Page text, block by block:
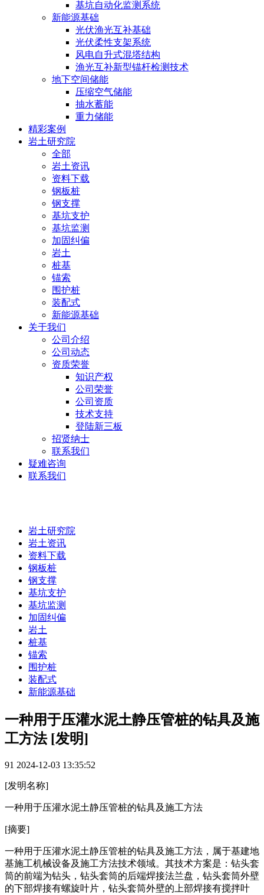
基坑自动化监测系统
新能源基础
光伏渔光互补基础
光伏柔性支架系统
风电自升式混塔结构
渔光互补新型锚杆检测技术
地下空间储能
压缩空气储能
抽水蓄能
重力储能
精彩案例
岩土研究院
全部
岩土资讯
资料下载
钢板桩
钢支撑
基坑支护
基坑监测
加固纠偏
岩土
桩基
锚索
围护桩
装配式
新能源基础
关于我们
公司介绍
公司动态
资质荣誉
知识产权
公司荣誉
公司资质
技术支持
登陆新三板
招贤纳士
联系我们
疑难咨询
联系我们
岩土研究院
岩土资讯
资料下载
钢板桩
钢支撑
基坑支护
基坑监测
加固纠偏
岩土
桩基
锚索
围护桩
装配式
新能源基础
一种用于压灌水泥土静压管桩的钻具及施
工方法 [发明]
91 2024-12-03 13:35:52
[发明名称]
一种用于压灌水泥土静压管桩的钻具及施工方法
[摘要]
一种用于压灌水泥土静压管桩的钻具及施工方法，属于基建地
基施工机械设备及施工方法技术领域。其技术方案是：钻头套
筒的前端为钻头，钻头套筒的后端焊接法兰盘，钻头套筒外壁
的下部焊接有螺旋叶片，钻头套筒外壁的上部焊接有搅拌叶